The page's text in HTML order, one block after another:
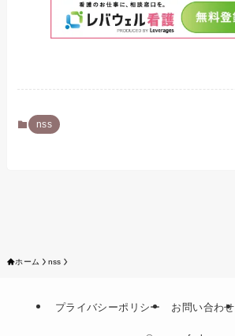
nss
ホーム nss
プライバシーポリシー お問い合わせ